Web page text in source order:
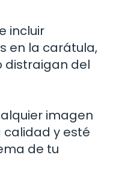
incluir
en la carátula,
distraigan del
imagen
calidad y esté
de tu